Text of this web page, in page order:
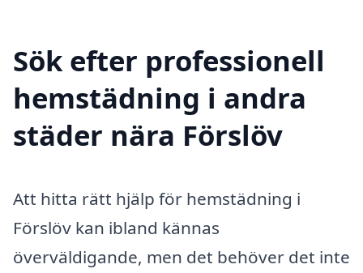
Sök efter professionell
hemstädning i andra
städer nära Förslöv
Att hitta rätt hjälp för hemstädning i
Förslöv kan ibland kännas
överväldigande, men det behöver det inte